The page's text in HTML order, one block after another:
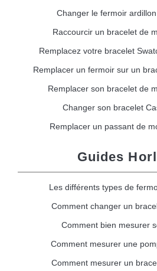
Changer le fermoir
Raccourcir un bracelet de
Remplacez votre bracelet
Remplacer un fermoir sur un
Remplacer son bracelet de
Changer son bracelet
Remplacer un passant de
Guides
Les différents types de
Comment changer un
Comment bien mesurer
Comment mesurer une
Comment mesurer un